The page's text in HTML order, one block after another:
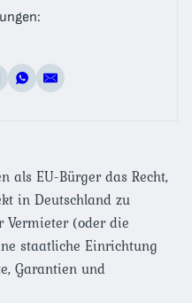
als EU-Bürger das Recht,
in Deutschland zu
(oder die
staatliche Einrichtung
Garantien und